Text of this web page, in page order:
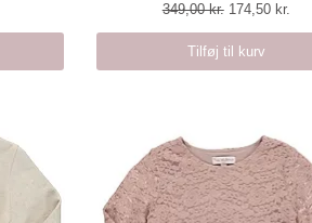
Regulær pris
349,00 kr. Salgspris
174,50 kr.
Tilføj til kurv